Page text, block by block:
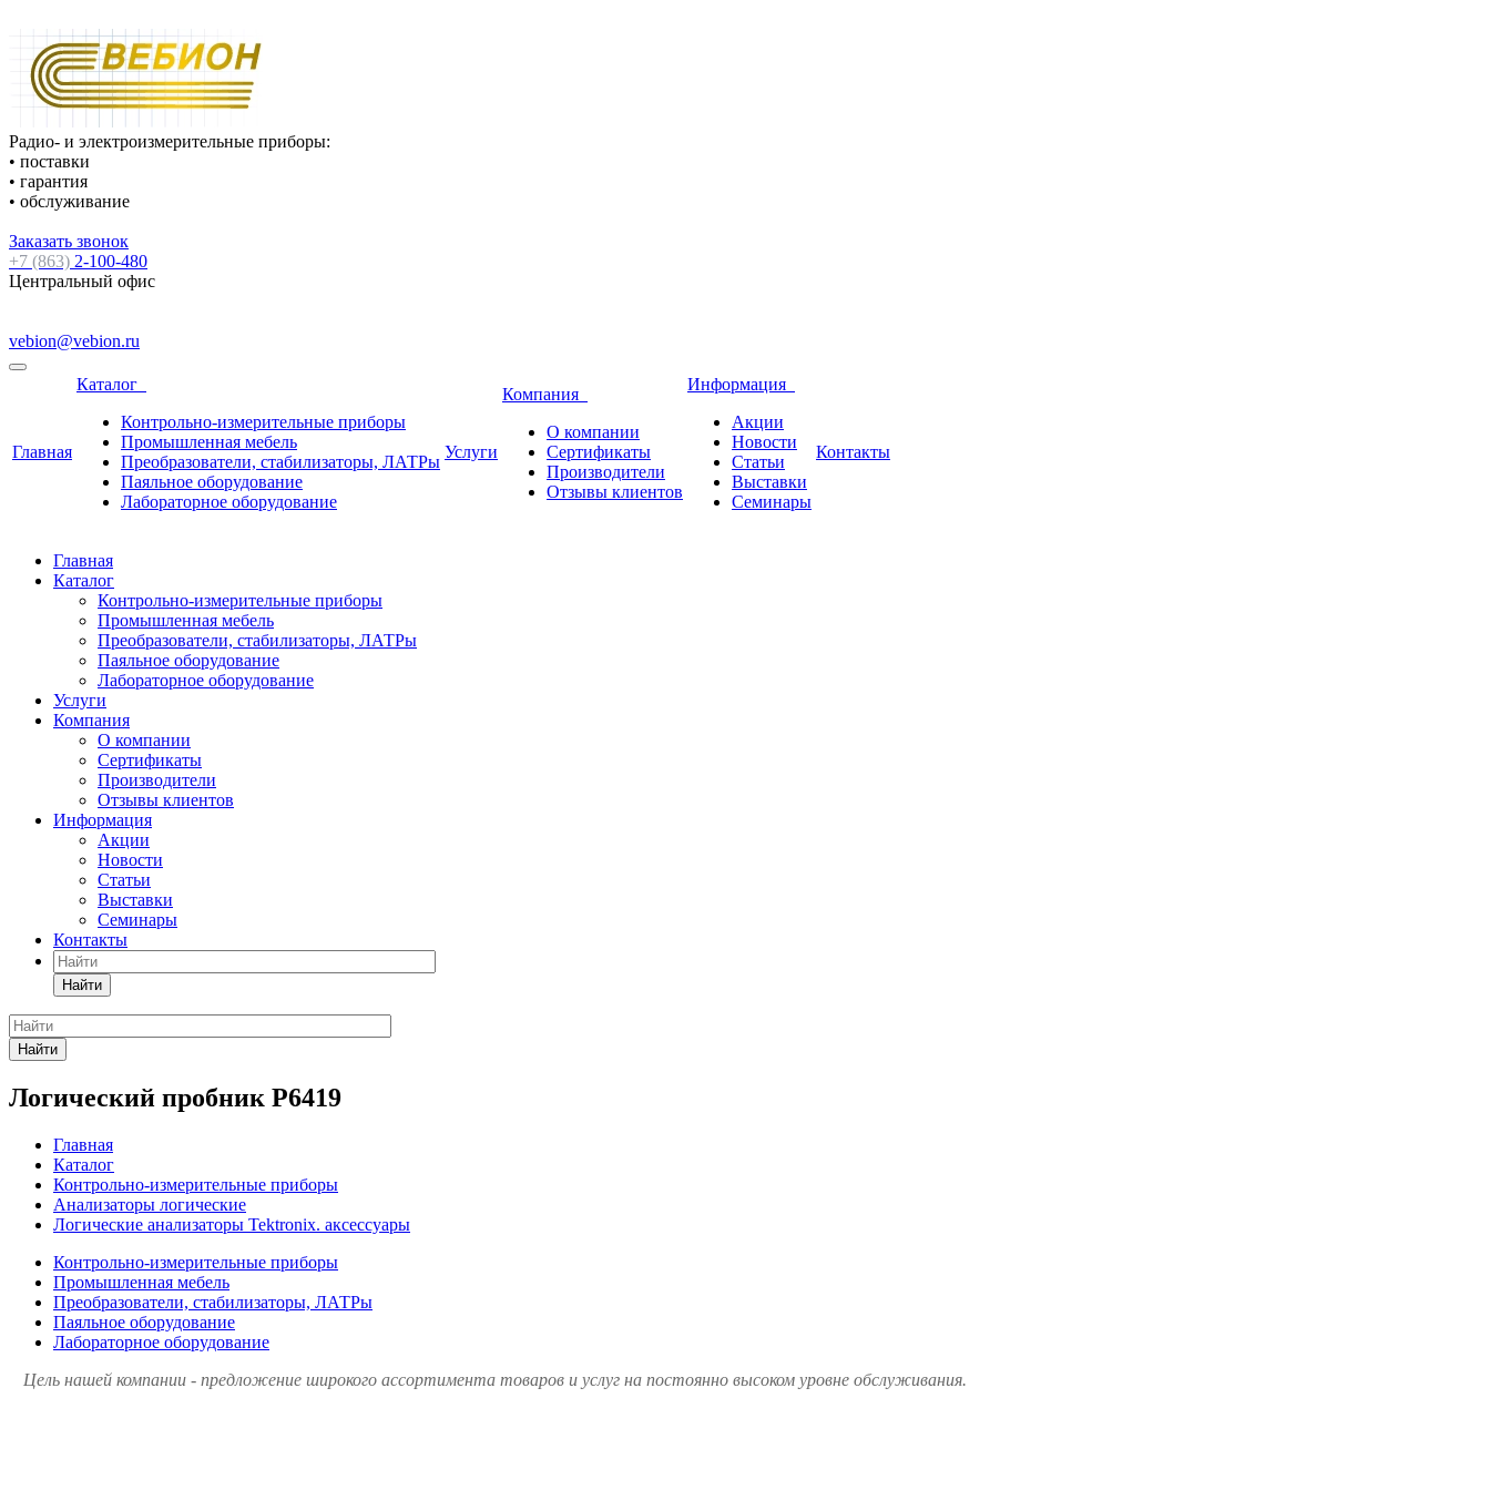
Радио- и электроизмерительные приборы:
• поставки
• гарантия
• обслуживание
Заказать звонок
+7 (863) 2-100-480
Центральный офис
vebion@vebion.ru
Главная
Каталог
Контрольно-измерительные приборы
Промышленная мебель
Преобразователи, стабилизаторы, ЛАТРы
Паяльное оборудование
Лабораторное оборудование
Услуги
Компания
О компании
Сертификаты
Производители
Отзывы клиентов
Информация
Акции
Новости
Статьи
Выставки
Семинары
Контакты
Главная
Каталог
Контрольно-измерительные приборы
Промышленная мебель
Преобразователи, стабилизаторы, ЛАТРы
Паяльное оборудование
Лабораторное оборудование
Услуги
Компания
О компании
Сертификаты
Производители
Отзывы клиентов
Информация
Акции
Новости
Статьи
Выставки
Семинары
Контакты
Найти
Найти
Логический пробник P6419
Главная
Каталог
Контрольно-измерительные приборы
Анализаторы логические
Логические анализаторы Tektronix. аксессуары
Контрольно-измерительные приборы
Промышленная мебель
Преобразователи, стабилизаторы, ЛАТРы
Паяльное оборудование
Лабораторное оборудование
Цель нашей компании - предложение широкого ассортимента товаров и услуг на постоянно высоком уровне обслуживания.